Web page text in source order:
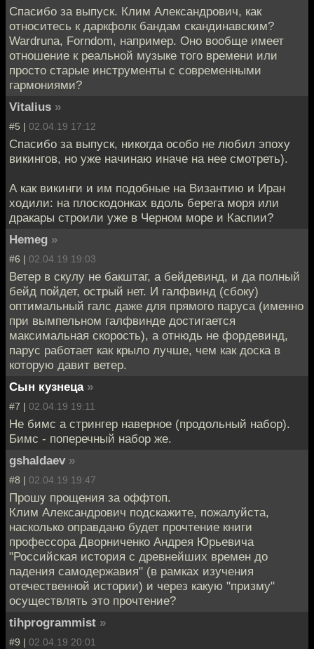
Спасибо за выпуск. Клим Александрович, как
относитесь к даркфолк бандам скандинавским?
Wardruna, Forndom, например. Оно вообще имеет
отношение к реальной музыке того времени или
просто старые инструменты с современными
гармониями?
Vitalius »
#5 | 02.04.19 17:12
Спасибо за выпуск, никогда особо не любил эпоху
викингов, но уже начинаю иначе на нее смотреть).
А как викинги и им подобные на Византию и Иран
ходили: на плоскодонках вдоль берега моря или
дракары строили уже в Черном море и Каспии?
Hemeg »
#6 | 02.04.19 19:03
Ветер в скулу не бакштаг, а бейдевинд, и да полный
бейд пойдет, острый нет. И галфвинд (сбоку)
оптимальный галс даже для прямого паруса (именно
при вымпельном галфвинде достигается
максимальная скорость), а отнюдь не фордевинд,
парус работает как крыло лучше, чем как доска в
которую давит ветер.
Сын кузнеца »
#7 | 02.04.19 19:11
Не бимс а стрингер наверное (продольный набор).
Бимс - поперечный набор же.
gshaldaev »
#8 | 02.04.19 19:47
Прошу прощения за оффтоп.
Клим Александрович подскажите, пожалуйста,
насколько оправдано будет прочтение книги
профессора Дворниченко Андрея Юрьевича
"Российская история с древнейших времен до
падения самодержавия" (в рамках изучения
отечественной истории) и через какую "призму"
осуществлять это прочтение?
tihprogrammist »
#9 | 02.04.19 20:01